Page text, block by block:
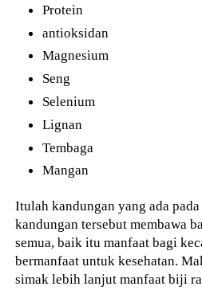
Protein
antioksidan
Magnesium
Seng
Selenium
Lignan
Tembaga
Mangan
Itulah kandungan yang ada
kandungan tersebut membawa
semua, baik itu manfaat bagi
bermanfaat untuk kesehatan.
simak lebih lanjut manfaat biji